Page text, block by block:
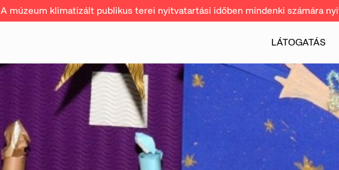
A múzeum klimatizált publikus terei nyitvatartási időben mindenki számára
LÁTOGATÁS